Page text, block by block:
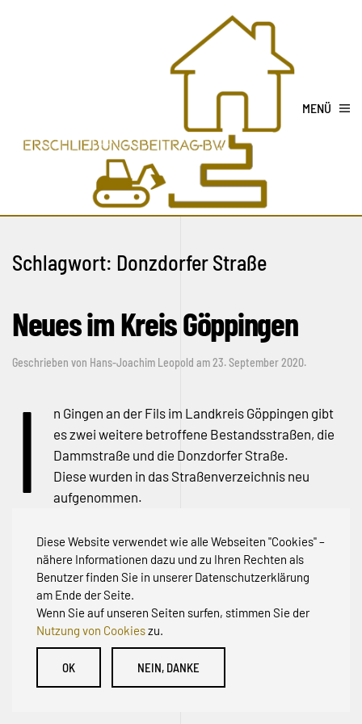
Diese Website verwendet wie alle Webseiten "Cookies" –
nähere Informationen dazu und zu Ihren Rechten als
Benutzer finden Sie in unserer Datenschutzerklärung
am Ende der Seite.
Wenn Sie auf unseren Seiten surfen, stimmen Sie der
Nutzung von Cookieszu.
OK NEIN, DANKE
MENÜ
Schlagwort: Donzdorfer Straße
Neues im Kreis Göppingen
Geschrieben von Hans-Joachim Leopold am23. September 2020.
I
n Gingen an der Fils im Landkreis Göppingen gibt
es zwei weitere betroffene Bestandsstraßen, die
Dammstraße und die Donzdorfer Straße.
Diese wurden in das Straßenverzeichnis neu
aufgenommen.
© Initiative zur Abwehr von Erschließungsbeiträgen für